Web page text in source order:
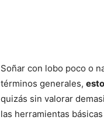
Soñar con lobo poco o
términos generales,
quizás sin valorar
las herramientas